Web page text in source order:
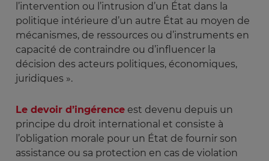
l’intervention ou l’intrusion d’un État dans la
politique intérieure d’un autre État au moyen de
mécanismes, de ressources ou d’instruments en
capacité de contraindre ou d’influencer la
décision des acteurs politiques, économiques,
juridiques ».
Le devoir d’ingérence est devenu depuis un
principe du droit international et consiste à
l’obligation morale pour un État de fournir son
assistance ou sa protection en cas de violation